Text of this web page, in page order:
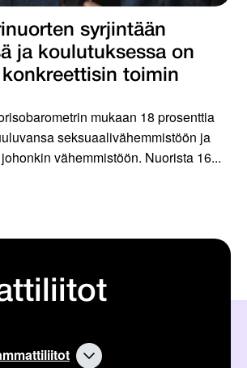
syrjintään
ja koulutuksessa on
toimin
mukaan 18 prosenttia
seksuaalivähemmistöön ja
vähemmistöön. Nuorista 16...